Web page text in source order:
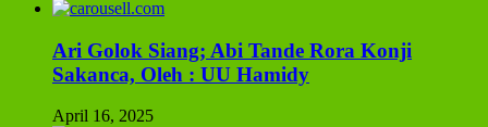
Ari Golok Siang; Abi Tande Rora Konji
Sakanca, Oleh : UU Hamidy
April 16, 2025